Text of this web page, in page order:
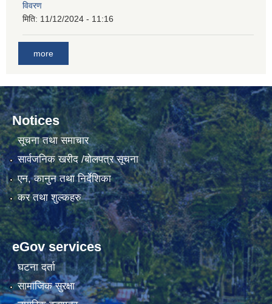
विवरण
मिति: 11/12/2024 - 11:16
more
Notices
सूचना तथा समाचार
सार्वजनिक खरीद /बोलपत्र सूचना
एन, कानुन तथा निर्देशिका
कर तथा शुल्कहरु
eGov services
घटना दर्ता
सामाजिक सुरक्षा